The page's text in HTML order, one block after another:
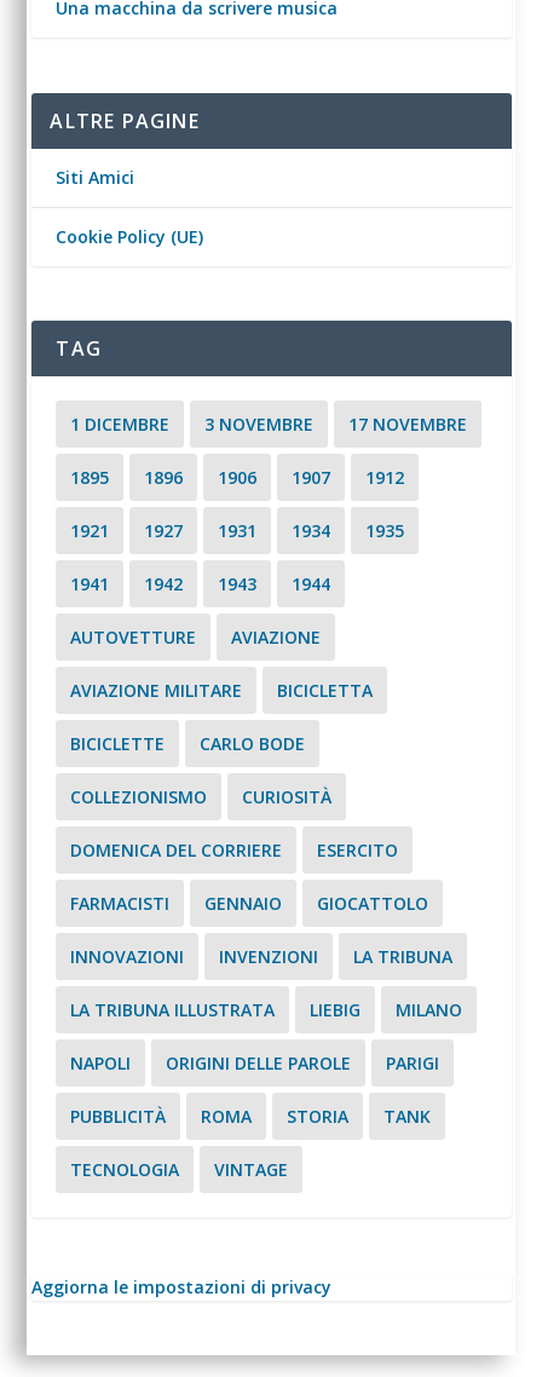
Una macchina da scrivere musica
ALTRE PAGINE
Siti Amici
Cookie Policy (UE)
TAG
1 DICEMBRE 3 NOVEMBRE 17 NOVEMBRE
1895 1896 1906 1907 1912
1921 1927 1931 1934 1935
1941 1942 1943 1944
AUTOVETTURE AVIAZIONE
AVIAZIONE MILITARE BICICLETTA
BICICLETTE CARLO BODE
COLLEZIONISMO CURIOSITÀ
DOMENICA DEL CORRIERE ESERCITO
FARMACISTI GENNAIO GIOCATTOLO
INNOVAZIONI INVENZIONI LA TRIBUNA
LA TRIBUNA ILLUSTRATA LIEBIG MILANO
NAPOLI ORIGINI DELLE PAROLE PARIGI
PUBBLICITÀ ROMA STORIA TANK
TECNOLOGIA VINTAGE
Aggiorna le impostazioni di privacy